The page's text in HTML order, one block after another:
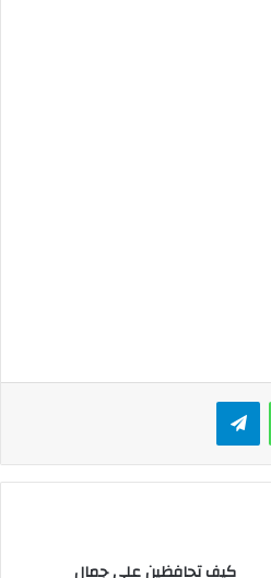
واتساب تيلقرام
كيف تحافظين على جمال